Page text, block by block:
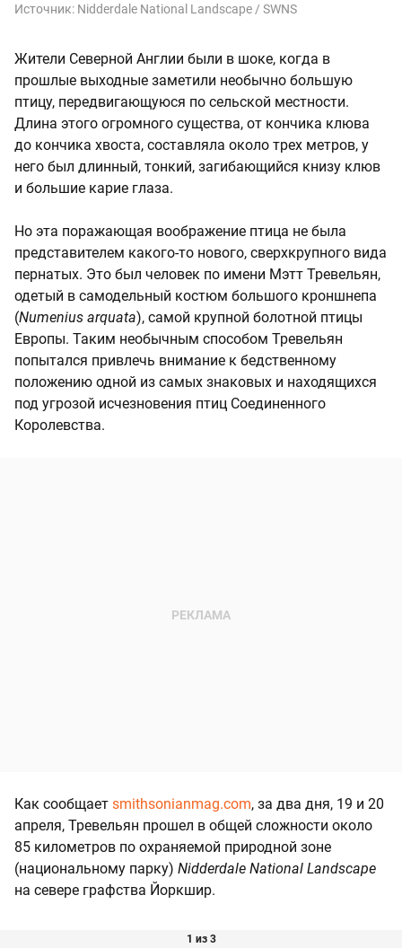
Источник: Nidderdale National Landscape / SWNS
Жители Северной Англии были в шоке, когда в
прошлые выходные заметили необычно большую
птицу, передвигающуюся по сельской местности.
Длина этого огромного существа, от кончика клюва
до кончика хвоста, составляла около трех метров, у
него был длинный, тонкий, загибающийся книзу клюв
и большие карие глаза.
Но эта поражающая воображение птица не была
представителем какого-то нового, сверхкрупного вида
пернатых. Это был человек по имени Мэтт Тревельян,
одетый в самодельный костюм большого кроншнепа
(Numenius arquata), самой крупной болотной птицы
Европы. Таким необычным способом Тревельян
попытался привлечь внимание к бедственному
положению одной из самых знаковых и находящихся
под угрозой исчезновения птиц Соединенного
Королевства.
Как сообщает smithsonianmag.com, за два дня, 19 и 20
апреля, Тревельян прошел в общей сложности около
85 километров по охраняемой природной зоне
(национальному парку) Nidderdale National Landscape
на севере графства Йоркшир.
1 из 3